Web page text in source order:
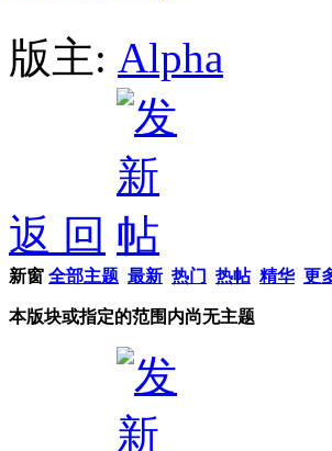
版主: Alpha
返 回
新窗 全部主题 最新 热门 热帖 精华 更
本版块或指定的范围内尚无主题